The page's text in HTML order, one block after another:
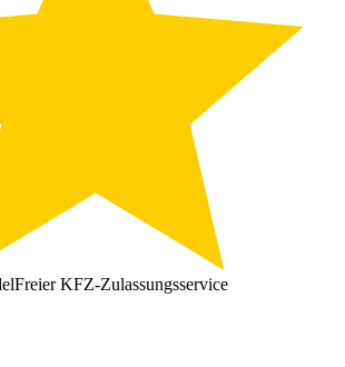
Freier KFZ-Zulassungsservice